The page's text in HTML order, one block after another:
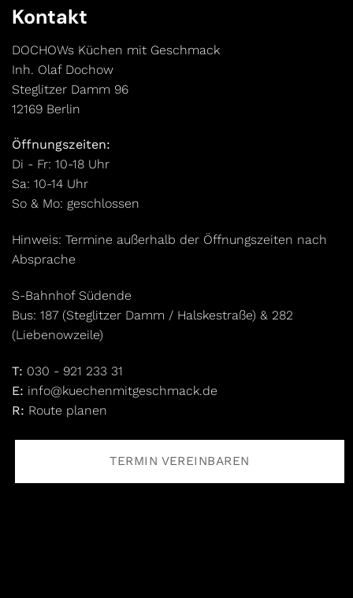
Kontakt
DOCHOWs Küchen mit Geschmack
Inh. Olaf Dochow
Steglitzer Damm 96
12169 Berlin
Öffnungszeiten:
Di - Fr: 10-18 Uhr
Sa: 10-14 Uhr
So & Mo: geschlossen
Hinweis: Termine außerhalb der Öffnungszeiten nach
Absprache
S-Bahnhof Südende
Bus: 187 (Steglitzer Damm / Halskestraße) & 282
(Liebenowzeile)
T: 030 - 921 233 31
E: info@kuechenmitgeschmack.de
R: Route planen
TERMIN VEREINBAREN